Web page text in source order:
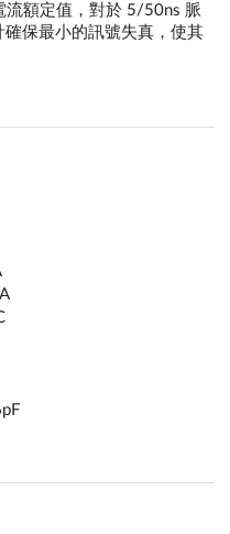
額定值，對於 5/50ns 脈
保最小的訊號失真，使其